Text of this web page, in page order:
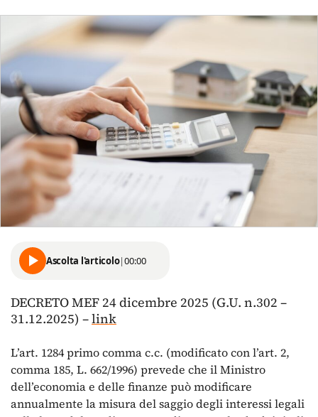
Ascolta l'articolo|00:00
DECRETO MEF 24 dicembre 2025 (G.U. n.302 –
31.12.2025) –link
L’art. 1284 primo comma c.c. (modificato con l’art. 2,
comma 185, L. 662/1996) prevede che il Ministro
dell’economia e delle finanze può modificare
annualmente la misura del saggio degli interessi legali